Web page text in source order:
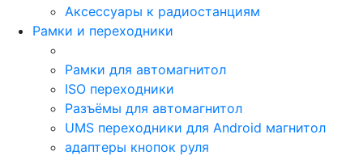
Аксессуары к радиостанциям
Рамки и переходники
Рамки для автомагнитол
ISO переходники
Разъёмы для автомагнитол
UMS переходники для Android магнитол
адаптеры кнопок руля